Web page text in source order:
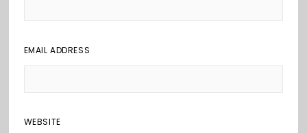
EMAIL ADDRESS
WEBSITE